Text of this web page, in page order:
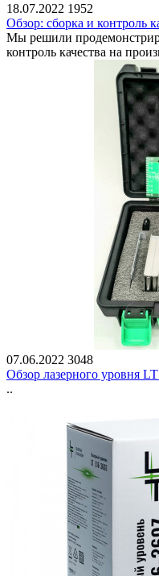
18.07.2022 1952
Обзор: сборка и контроль
Мы решили
контроль качества на
07.06.2022 3048
Обзор лазерного уровня
..